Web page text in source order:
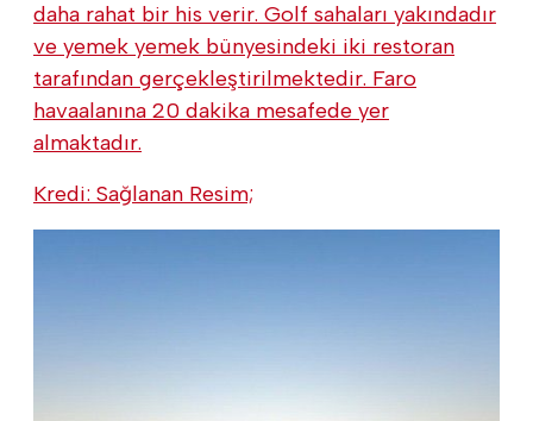
daha rahat bir his verir. Golf sahaları yakındadır
ve yemek yemek bünyesindeki iki restoran
tarafından gerçekleştirilmektedir. Faro
havaalanına 20 dakika mesafede yer
almaktadır.
Kredi: Sağlanan Resim;